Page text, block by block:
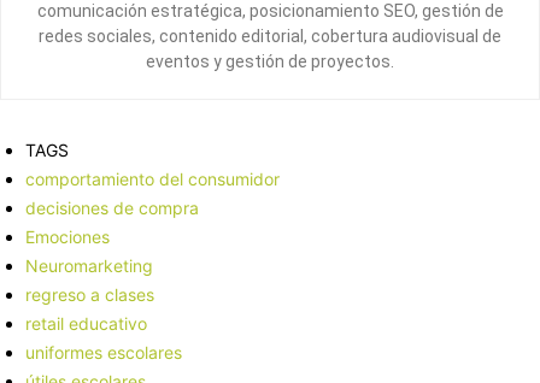
comunicación estratégica, posicionamiento SEO, gestión de
redes sociales, contenido editorial, cobertura audiovisual de
eventos y gestión de proyectos.
TAGS
comportamiento del consumidor
decisiones de compra
Emociones
Neuromarketing
regreso a clases
retail educativo
uniformes escolares